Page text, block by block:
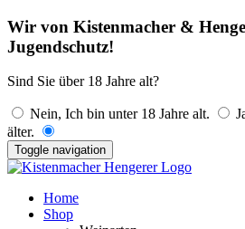
Wir von Kistenmacher &
Jugendschutz!
Sind Sie über 18 Jahre alt?
Nein, Ich bin unter 18 Jahre alt.
älter.
Toggle navigation
Home
Shop